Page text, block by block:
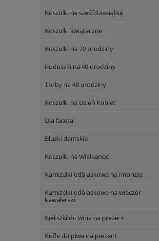
Koszulki na sześćdziesiątkę
Koszulki świąteczne
Koszulki na 70 urodziny
Poduszki na 40 urodziny
Torby na 40 urodziny
Koszulki na Dzień Kobiet
Dla faceta
Bluzki damskie
Koszulki na Wielkanoc
Kamizelki odblaskowe na impreze
Kamizelki odblaskowe na wieczór
kawalerski
Kieliszki do wina na prezent
Kufle do piwa na prezent